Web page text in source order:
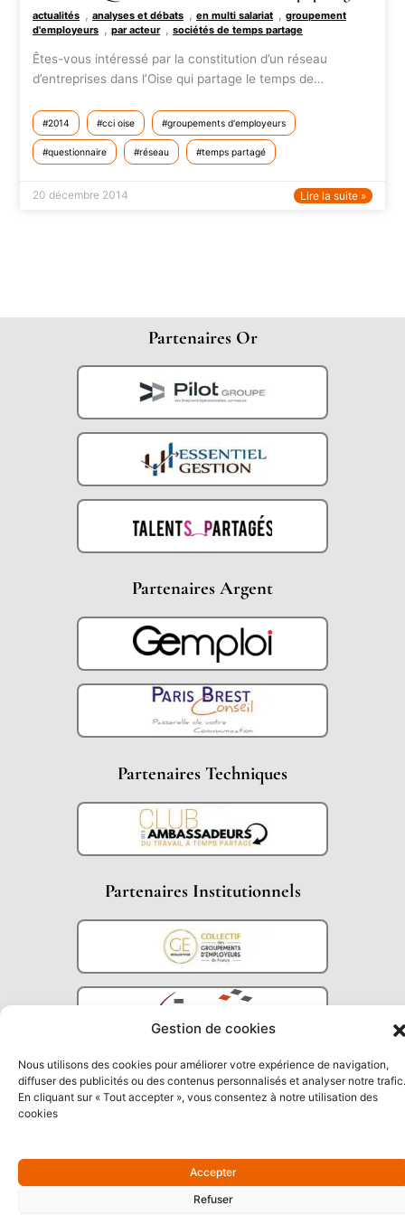
Gestion de cookies
Nous utilisons des cookies pour améliorer votre expérience de navigation,
diffuser des publicités ou des contenus personnalisés et analyser notre trafic.
En cliquant sur « Tout accepter », vous consentez à notre utilisation des
cookies
Accepter
Refuser
actualités ,analyses et débats ,en multi salariat ,groupement
d'employeurs ,par acteur ,sociétés de temps partage
Êtes-vous intéressé par la constitution d’un réseau
d’entreprises dans l’Oise qui partage le temps de…
2014 cci oise groupements d'employeurs
questionnaire réseau temps partagé
20 décembre 2014 Lire la suite »
Partenaires Or
Partenaires Argent
Partenaires Techniques
Partenaires Institutionnels